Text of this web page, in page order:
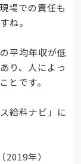
場での責任も
ね。
平均年収が低
り、人によっ
とです。
給料ナビ」に
年）